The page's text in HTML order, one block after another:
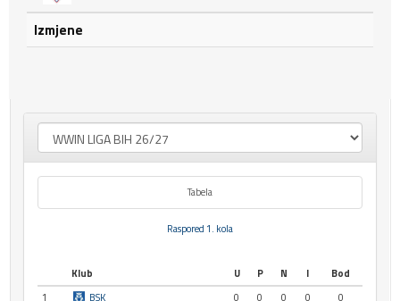
Izmjene
Tabela
Raspored 1. kola
Klub U P N I
Bod
1
BSK 0 0 0 0
0